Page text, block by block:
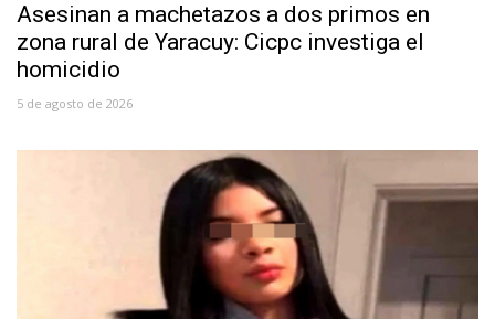
Asesinan a machetazos a dos primos en
zona rural de Yaracuy: Cicpc investiga el
homicidio
5 de agosto de 2026